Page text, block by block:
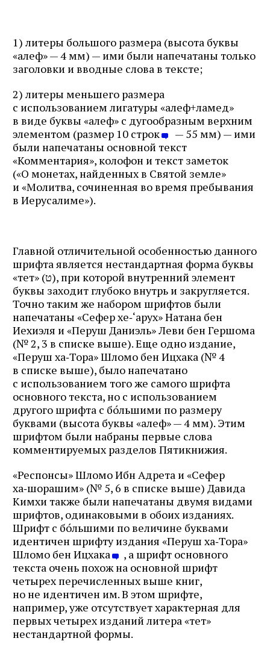
1) литеры большого размера (высота буквы
«алеф» — 4 мм) — ими были напечатаны только
заголовки и вводные слова в тексте;
2) литеры меньшего размера
с использованием лигатуры «алеф+ламед»
в виде буквы «алеф» с дугообразным верхним
элементом (размер 10 строк
— 55 мм) — ими
были напечатаны основной текст
«Комментария», колофон и текст заметок
(«О монетах, найденных в Святой земле»
и «Молитва, сочиненная во время пребывания
в Иерусалиме»).
Главной отличительной особенностью данного
шрифта является нестандартная форма буквы
«тет» (ט), при которой внутренний элемент
буквы заходит глубоко внутрь и закругляется.
Точно таким же набором шрифтов были
напечатаны «Сефер хе‑‘арух» Натана бен
Иехиэля и «Перуш Даниэль» Леви бен Гершома
(№ 2, 3 в списке выше). Еще одно издание,
«Перуш ха‑Тора» Шломо бен Ицхака (№ 4
в списке выше), было напечатано
с использованием того же самого шрифта
основного текста, но с использованием
другого шрифта с бо́льшими по размеру
буквами (высота буквы «алеф» — 4 мм). Этим
шрифтом были набраны первые слова
комментируемых разделов Пятикнижия.
«Респонсы» Шломо Ибн Адрета и «Сефер
ха‑шорашим» (№ 5, 6 в списке выше) Давида
Кимхи также были напечатаны двумя видами
шрифтов, одинаковыми в обоих изданиях.
Шрифт с бо́льшими по величине буквами
идентичен шрифту издания «Перуш ха‑Тора»
Шломо бен Ицхака
, а шрифт основного
текста очень похож на основной шрифт
четырех перечисленных выше книг,
но не идентичен им. В этом шрифте,
например, уже отсутствует характерная для
первых четырех изданий литера «тет»
нестандартной формы.